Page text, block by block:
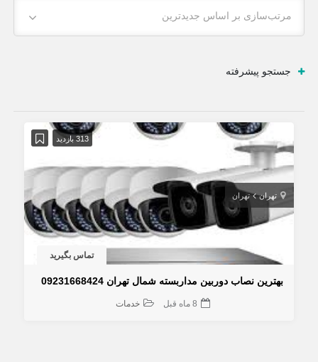
مرتب‌سازی بر اساس جدیدترین
جستجو پیشرفته
313 بازدید
تهران تهران
تماس بگیرید
بهترین نصاب دوربین مداربسته شمال تهران 09231668424
8 ماه قبل خدمات